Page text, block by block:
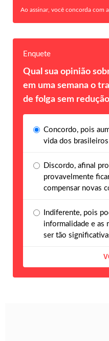
Ao assinar, você concorda com
Enquete
Qual sua opinião
em uma semana o
de folga sem
Concordo, pois
vida dos brasileiros
Discordo, afinal
provavelmente
compensar novas
Indiferente, pois
informalidade e as
ser tão